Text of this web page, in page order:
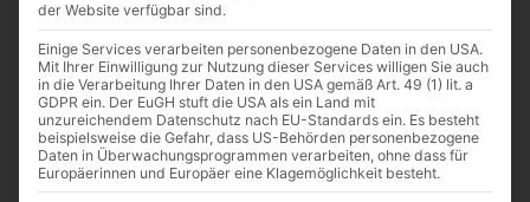
Elektrowerkzeuge
MEHR DAZU
der Website verfügbar sind.
Einige Services verarbeiten personenbezogene Daten in den USA.
Mit Ihrer Einwilligung zur Nutzung dieser Services willigen Sie auch
in die Verarbeitung Ihrer Daten in den USA gemäß Art. 49 (1) lit. a
GDPR ein. Der EuGH stuft die USA als ein Land mit
unzureichendem Datenschutz nach EU-Standards ein. Es besteht
beispielsweise die Gefahr, dass US-Behörden personenbezogene
Daten in Überwachungsprogrammen verarbeiten, ohne dass für
Europäerinnen und Europäer eine Klagemöglichkeit besteht.